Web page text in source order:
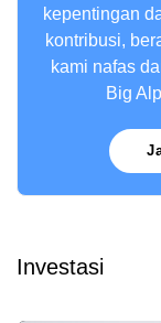
kepentingan
kontribusi,
kami nafas
Big
Investasi